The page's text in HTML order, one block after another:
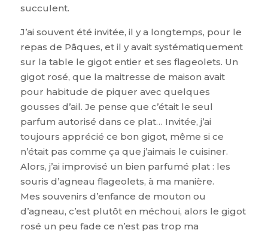
succulent.
J’ai souvent été invitée, il y a longtemps, pour le
repas de Pâques, et il y avait systématiquement
sur la table le gigot entier et ses flageolets. Un
gigot rosé, que la maitresse de maison avait
pour habitude de piquer avec quelques
gousses d’ail. Je pense que c’était le seul
parfum autorisé dans ce plat… Invitée, j’ai
toujours apprécié ce bon gigot, même si ce
n’était pas comme ça que j’aimais le cuisiner.
Alors, j’ai improvisé un bien parfumé plat : les
souris d’agneau flageolets, à ma manière.
Mes souvenirs d’enfance de mouton ou
d’agneau, c’est plutôt en méchoui, alors le gigot
rosé un peu fade ce n’est pas trop ma